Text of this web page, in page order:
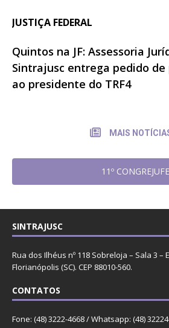
JUSTIÇA FEDERAL
Quintos na JF: Assessoria
Sintrajusc entrega pedido
ao presidente do TRF4
MAIS
11º CONGREJUFE
SINTRAJUSC
Rua dos Ilhéus nº 118 Sobreloja – Sala 3 –
Florianópolis (SC). CEP 88010-560.
CONTATOS
Fone: (48) 3222-4668 / Whatsapp: (48)